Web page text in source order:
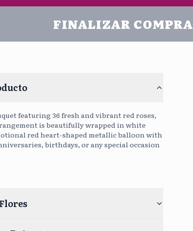
5:00 pm - 9:00 pm
FINALIZAR COMPRA
featuring 36 fresh and vibrant red roses,
is beautifully wrapped in white
red heart-shaped metallic balloon with
birthdays, or any special occasion